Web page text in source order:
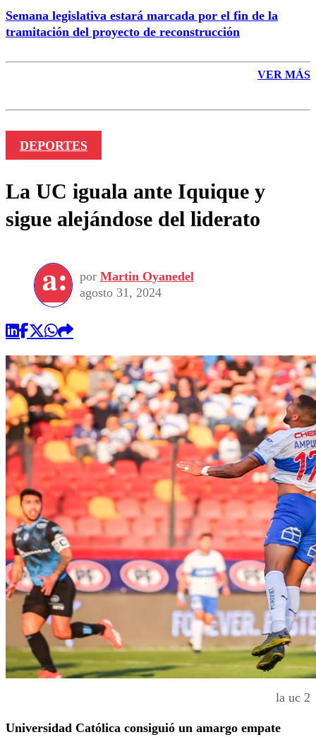
Semana legislativa estará marcada por el fin de la
tramitación del proyecto de reconstrucción
VER MÁS
DEPORTES
La UC iguala ante Iquique y
sigue alejándose del liderato
por Martin Oyanedel
agosto 31, 2024
la uc 2
Universidad Católica consiguió un amargo empate